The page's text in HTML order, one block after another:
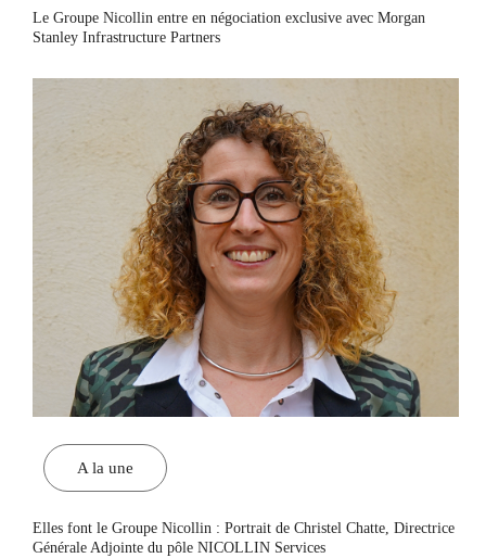
Le Groupe Nicollin entre en négociation exclusive avec Morgan
Stanley Infrastructure Partners
A la une
Elles font le Groupe Nicollin : Portrait de Christel Chatte, Directrice
Générale Adjointe du pôle NICOLLIN Services